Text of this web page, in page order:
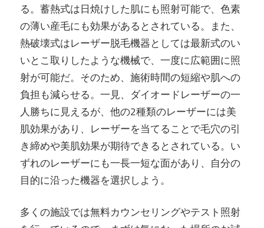
る。蓄熱式は日焼けした肌にも照射可能で、色素
の薄い産毛にも効果があるとされている。また、
熱破壊式はレーザー脱毛機器としては最新式のい
いとこ取りしたような機械で、一度に広範囲に照
射が可能だ。そのため、施術時間の短縮や肌への
負担も減らせる。一見、ダイオードレーザーの一
人勝ちに見えるが、他の2種類のレーザーには美
肌効果があり、レーザーを当てることで毛穴の引
き締めや美肌効果が期待できるとされている。い
ずれのレーザーにも一長一短な面があり、自分の
目的に沿った機器を選択しよう。
多くの施設では無料カウンセリングやテスト照射